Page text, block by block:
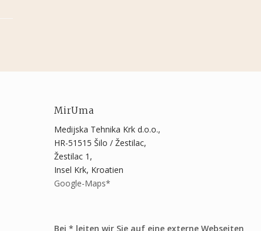
MirUma
Medijska Tehnika Krk d.o.o.,
HR-51515 Šilo / Žestilac,
Žestilac 1,
Insel Krk, Kroatien
Google-Maps*
Bei * leiten wir Sie auf eine externe Webseiten